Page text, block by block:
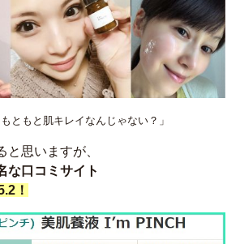
もともと肌キレイなんじゃない？」
と思いますが、
な口コミサイト
！